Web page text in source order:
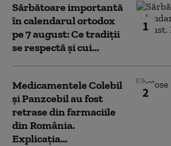
1
Sărbătoare importantă
în calendarul ortodox
pe 7 august: Ce tradiții
se respectă și cui...
2
Medicamentele Colebil
și Panzcebil au fost
retrase din farmaciile
din România.
Explicația...